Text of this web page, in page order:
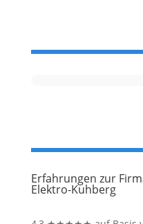
Erfahrungen zur
Elektro-Kuhberg